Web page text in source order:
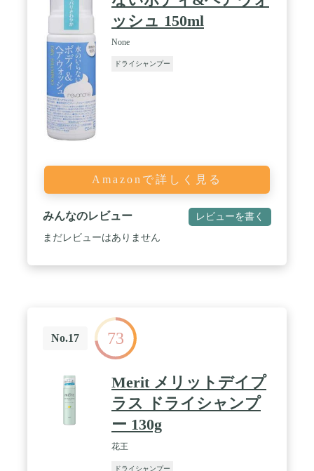
ッシュ 150ml
None
ドライシャンプー
Amazonで詳しく見る
みんなのレビュー レビューを書く
まだレビューはありません
No.17 73
Merit メリットデイプ
ラス ドライシャンプ
ー 130g
花王
ドライシャンプー